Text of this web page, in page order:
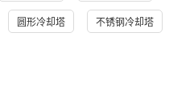
圆形冷却塔 不锈钢冷却塔